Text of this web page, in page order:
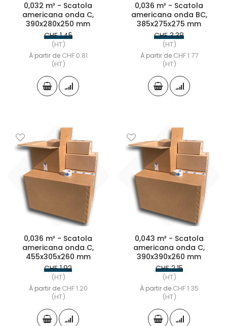
0,032 m³ - Scatola
americana onda C,
390x280x250 mm
CHF 1.45
(HT)
À partir de CHF 0.81
(HT)
0,036 m³ - Scatola
americana onda BC,
385x275x275 mm
CHF 3.38
(HT)
À partir de CHF 1.77
(HT)
0,036 m³ - Scatola
americana onda C,
455x305x260 mm
CHF 1.92
(HT)
À partir de CHF 1.20
(HT)
0,043 m³ - Scatola
americana onda C,
390x390x260 mm
CHF 2.15
(HT)
À partir de CHF 1.35
(HT)